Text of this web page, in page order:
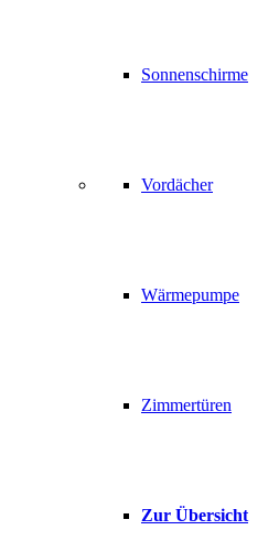
Sonnenschirme
Vordächer
Wärmepumpe
Zimmertüren
Zur Übersicht